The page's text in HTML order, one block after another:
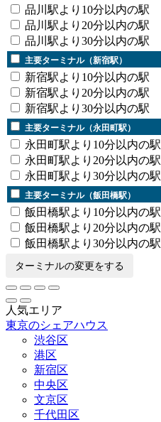
品川駅より10分以内の駅
品川駅より20分以内の駅
品川駅より30分以内の駅
主要ターミナル（新宿駅）
新宿駅より10分以内の駅
新宿駅より20分以内の駅
新宿駅より30分以内の駅
主要ターミナル（永田町駅）
永田町駅より10分以内の駅
永田町駅より20分以内の駅
永田町駅より30分以内の駅
主要ターミナル（飯田橋駅）
飯田橋駅より10分以内の駅
飯田橋駅より20分以内の駅
飯田橋駅より30分以内の駅
ターミナルの変更をする
人気エリア
東京のシェアハウス
渋谷区
港区
新宿区
中央区
文京区
千代田区